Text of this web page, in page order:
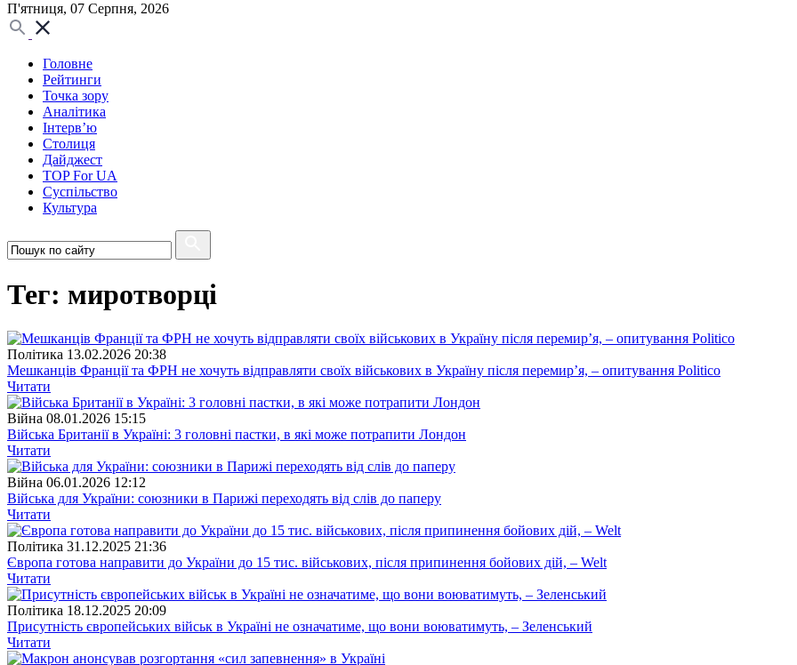
П'ятниця, 07 Серпня, 2026
Головне
Рейтинги
Точка зору
Аналітика
Інтерв’ю
Столиця
Дайджест
TOP For UA
Суспiльство
Культура
Тег: миротворці
Полiтика 13.02.2026 20:38
Мешканців Франції та ФРН не хочуть відправляти своїх військових в Україну після перемир’я, – опитування Politico
Читати
Війна 08.01.2026 15:15
Війська Британії в Україні: 3 головні пастки, в які може потрапити Лондон
Читати
Війна 06.01.2026 12:12
Війська для України: союзники в Парижі переходять від слів до паперу
Читати
Полiтика 31.12.2025 21:36
Європа готова направити до України до 15 тис. військових, після припинення бойових дій, – Welt
Читати
Полiтика 18.12.2025 20:09
Присутність європейських військ в Україні не означатиме, що вони воюватимуть, – Зеленський
Читати